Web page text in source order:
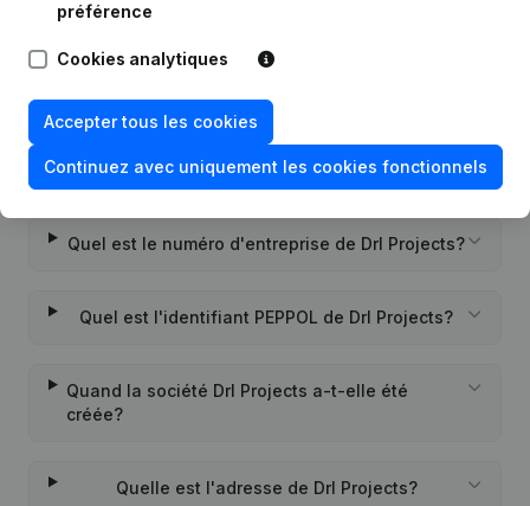
05-07-2019
Questions fréquemment posées
Quel est le numéro d'entreprise de Drl Projects?
Quel est l'identifiant PEPPOL de Drl Projects?
Quand la société Drl Projects a-t-elle été
créée?
Quelle est l'adresse de Drl Projects?
préférence
Cookies analytiques
Accepter tous les cookies
Continuez avec uniquement les cookies fonctionnels